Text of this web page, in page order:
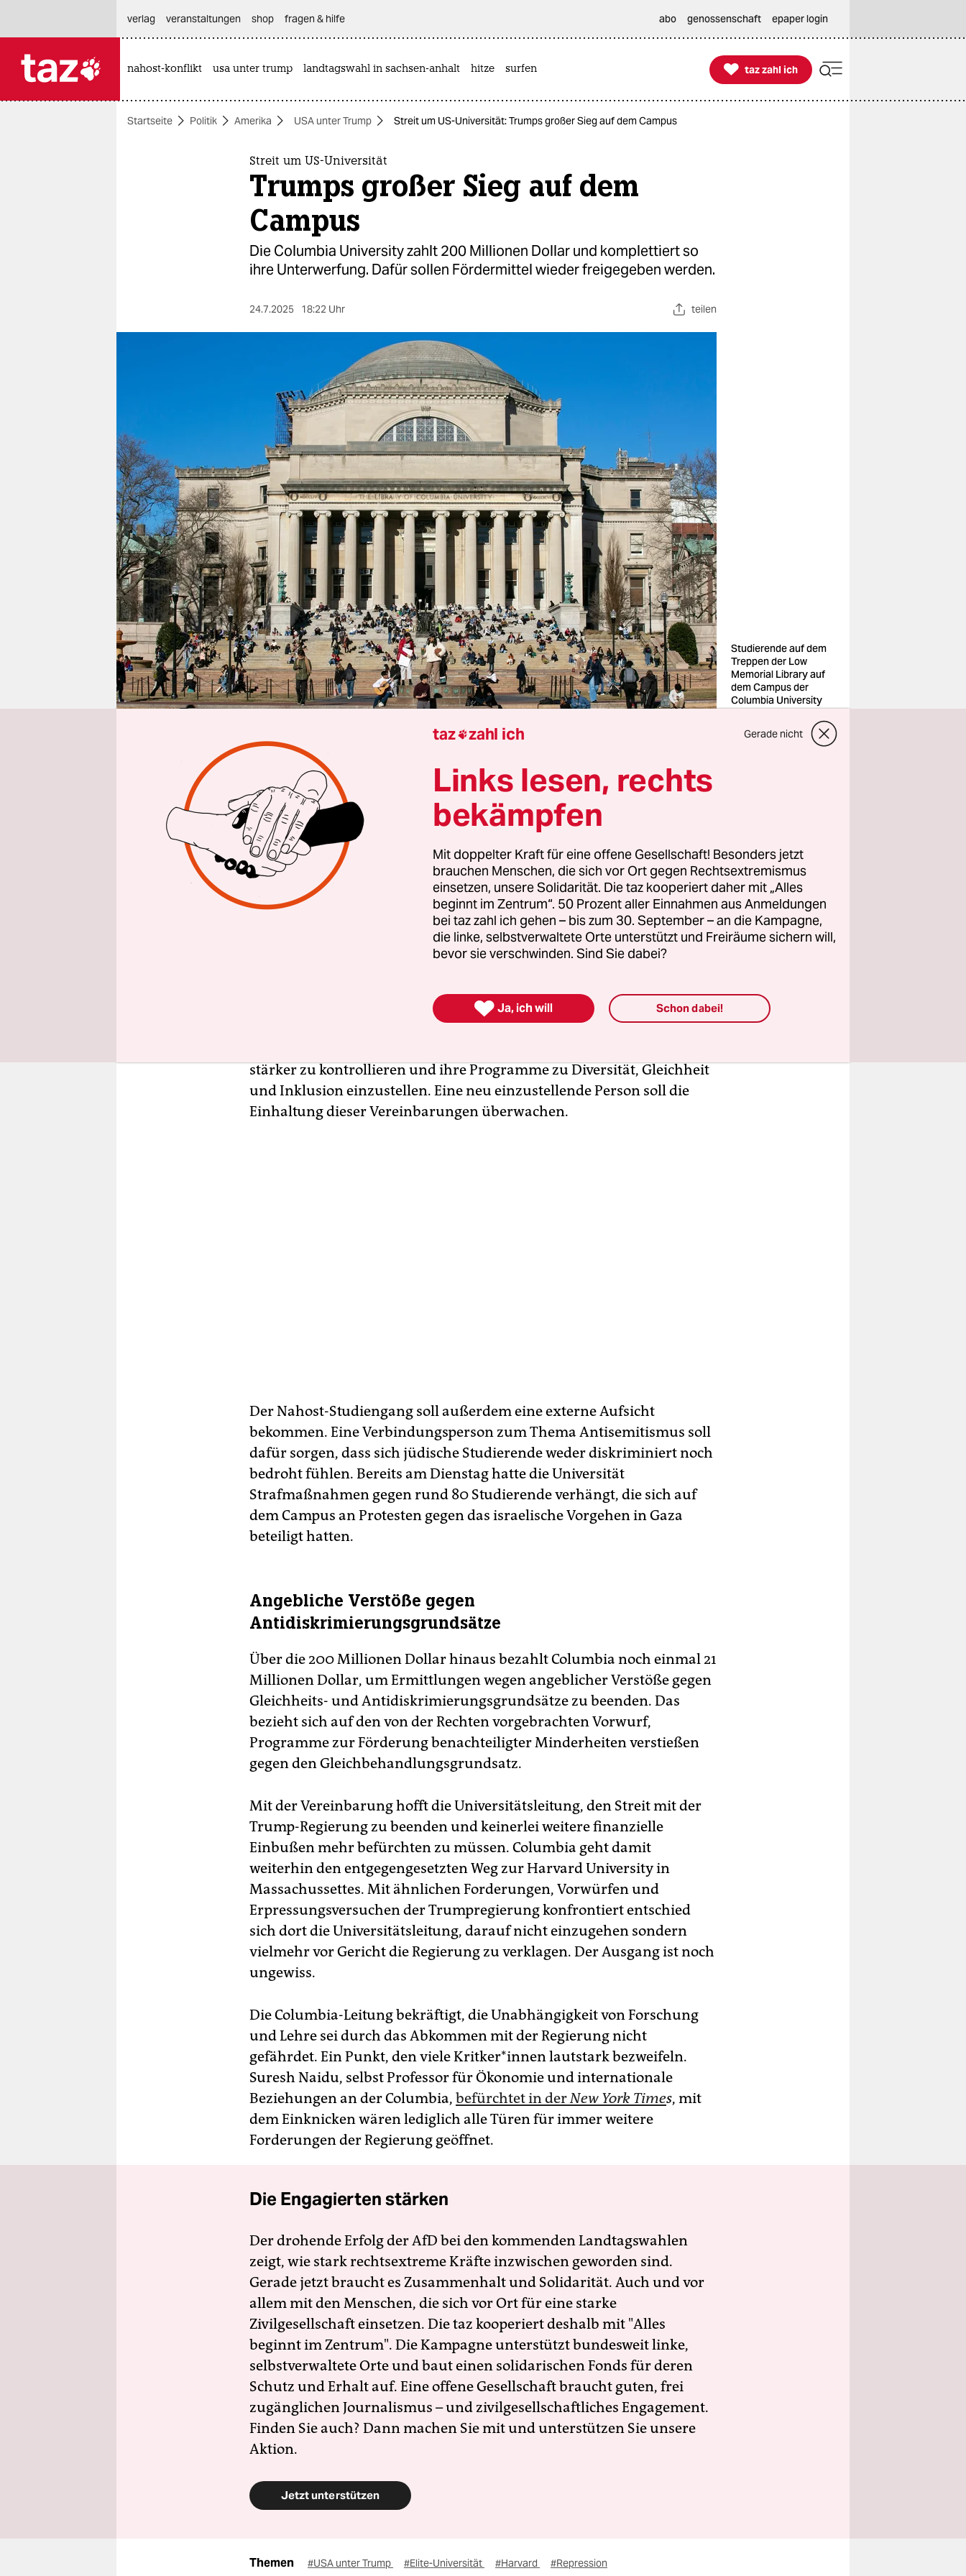
themen
verlag
veranstaltungen
shop
fragen & hilfe
unterstützen
abo
genossenschaft
epaper login
verlag
veranstaltungen shop fragen & hilfe abo genossenschaft epaper login
nahost-konflikt usa unter trump landtagswahl in sachsen-anhalt hitze surfen 
taz zahl ich
taz zahl ich
Startseite Politik Amerika USA unter Trump Streit um US-Universität: Trumps großer Sieg auf dem Campus
Streit um US-Universität
Trumps großer Sieg auf dem
Campus
Die Columbia University zahlt 200 Millionen Dollar und komplettiert so
ihre Unterwerfung. Dafür sollen Fördermittel wieder freigegeben werden.
24.7.2025 18:22 Uhr teilen
Studierende auf dem
Treppen der Low
Memorial Library auf
dem Campus der
Columbia University
in New York City
Foto: Ted Shaffrey/AP
Von Bernd Pickert
Die US-amerikanische Columbia University hat ihren Kotau vor der
Trump-Regierung vollendet. Am Mittwoch verkündete die
Universitätsleitung in einer Stellungnahme, man werde ein Bußgeld in
Höhe von 200 Millionen US-Dollar an die Regierung zahlen. Im
Gegenzug würden die eingefrorenen Bundesfördermittel in Höhe von
400 Millionen Dollar und weitere jährliche Bundesmittel über 1,3
Milliarden Dollar wieder freigegeben.
Die Universität verpflichtet sich darüber hinaus zu einer Reihe von
bereits im März mit der Regierung vereinbart
stärker zu kontrollieren und ihre Programme zu Diversität, Gleichheit
und Inklusion einzustellen. Eine neu einzustellende Person soll die
Einhaltung dieser Vereinbarungen überwachen.
Der Nahost-Studiengang soll außerdem eine externe Aufsicht
bekommen. Eine Verbindungsperson zum Thema Antisemitismus soll
dafür sorgen, dass sich jüdische Studierende weder diskriminiert noch
bedroht fühlen. Bereits am Dienstag hatte die Universität
Strafmaßnahmen gegen rund 80 Studierende verhängt, die sich auf
dem Campus an Protesten gegen das israelische Vorgehen in Gaza
beteiligt hatten.
Angebliche Verstöße gegen
Antidiskrimierungsgrundsätze
Über die 200 Millionen Dollar hinaus bezahlt Columbia noch einmal 21
Millionen Dollar, um Ermittlungen wegen angeblicher Verstöße gegen
Gleichheits- und Antidiskrimierungsgrundsätze zu beenden. Das
bezieht sich auf den von der Rechten vorgebrachten Vorwurf,
Programme zur Förderung benachteiligter Minderheiten verstießen
gegen den Gleichbehandlungsgrundsatz.
Mit der Vereinbarung hofft die Universitätsleitung, den Streit mit der
Trump-Regierung zu beenden und keinerlei weitere finanzielle
Einbußen mehr befürchten zu müssen. Columbia geht damit
weiterhin den entgegengesetzten Weg zur Harvard University in
Massachussettes. Mit ähnlichen Forderungen, Vorwürfen und
Erpressungsversuchen der Trumpregierung konfrontiert entschied
sich dort die Universitätsleitung, darauf nicht einzugehen sondern
vielmehr vor Gericht die Regierung zu verklagen. Der Ausgang ist noch
ungewiss.
Die Columbia-Leitung bekräftigt, die Unabhängigkeit von Forschung
und Lehre sei durch das Abkommen mit der Regierung nicht
gefährdet. Ein Punkt, den viele Krit­ke­r*in­nen lautstark bezweifeln.
Suresh Naidu, selbst Professor für Ökonomie und internationale
Beziehungen an der Columbia, befürchtet in derNew York Times, mit
dem Einknicken wären lediglich alle Türen für immer weitere
Forderungen der Regierung geöffnet.
Die Engagierten stärken
Der drohende Erfolg der AfD bei den kommenden Landtagswahlen
zeigt, wie stark rechtsextreme Kräfte inzwischen geworden sind.
Gerade jetzt braucht es Zusammenhalt und Solidarität. Auch und vor
allem mit den Menschen, die sich vor Ort für eine starke
Zivilgesellschaft einsetzen. Die taz kooperiert deshalb mit "Alles
beginnt im Zentrum". Die Kampagne unterstützt bundesweit linke,
selbstverwaltete Orte und baut einen solidarischen Fonds für deren
Schutz und Erhalt auf. Eine offene Gesellschaft braucht guten, frei
zugänglichen Journalismus – und zivilgesellschaftliches Engagement.
Finden Sie auch? Dann machen Sie mit und unterstützen Sie unsere
Aktion.
Jetzt unterstützen
Themen #USA unter Trump #Elite-Universität #Harvard #Repression
taz zahl ich Gerade nicht
Links lesen, rechts
bekämpfen
Mit doppelter Kraft für eine offene Gesellschaft! Besonders jetzt
brauchen Menschen, die sich vor Ort gegen Rechtsextremismus
einsetzen, unsere Solidarität. Die taz kooperiert daher mit „Alles
beginnt im Zentrum“. 50 Prozent aller Einnahmen aus Anmeldungen
bei taz zahl ich gehen – bis zum 30. September – an die Kampagne,
die linke, selbstverwaltete Orte unterstützt und Freiräume sichern will,
bevor sie verschwinden. Sind Sie dabei?
 Ja, ich will Schon dabei!